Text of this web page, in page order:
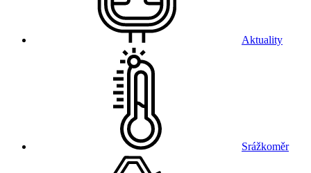
Aktuality
Srážkoměr